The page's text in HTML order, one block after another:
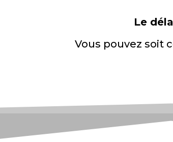
Le
Vous pouvez soit